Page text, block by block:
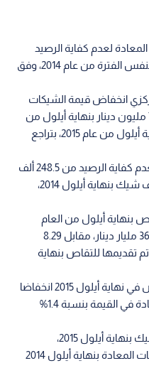
لعدم كفاية الرصيد
حوالي 4% بنهاية أيلول 2015، مقارنة بنفس الفترة من عام 2014، وفق
انخفاض قيمة الشيكات
المعادة لعدم كفاية الرصيد من 737.5 مليون دينار بنهاية أيلول من
عام 2014، إلى 706.6 مليون دينار بنهاية أيلول من عام 2015، بتراجع
كما انخفض عدد الشيكات المعادة لعدم كفاية الرصيد من 248.5 ألف
شيك بنهاية أيلول 2014، إلى 242.4 ألف شيك بنهاية أيلول 2014،
بنهاية أيلول من العام
الحالي 8.09 ملايين شيك، قيمتها 36.38 مليار دينار، مقابل 8.29
مليار دينار تم تقديمها للتقاص بنهاية
ويمثل عدد الشيكات المقدمة للتقاص في نهاية أيلول 2015 انخفاضا
نسبته نحو 2.4% من حيث العدد، وبزيادة في القيمة بنسبة 1.4%
وعاد من هذه الشيكات 398.4 ألف شيك بنهاية أيلول 2015،
بانخفاض نسبته 3.4% عن عدد الشيكات المعادة بنهاية أيلول 2014